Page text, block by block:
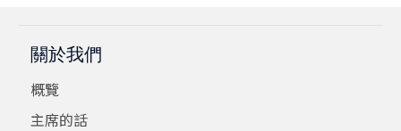
關於我們
概覽
主席的話